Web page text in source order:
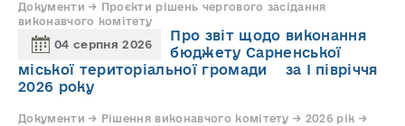
Документи → Проєкти рішень чергового засідання
виконавчого комітету
04 серпня 2026
Про звіт щодо виконання
бюджету Сарненської
міської територіальної громади за І півріччя
2026 року
Документи → Рішення виконавчого комітету → 2026 рік →